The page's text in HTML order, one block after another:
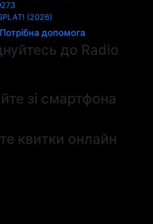
273
(2026)
Потрібна допомога
до Radio
зі смартфона
квитки онлайн